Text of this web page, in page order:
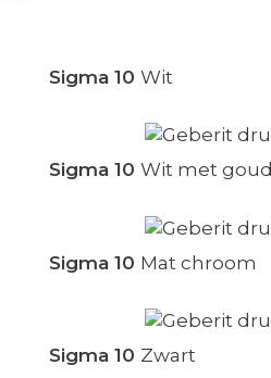
Sigma 10 Wit
Sigma 10 Wit met goud
Sigma 10 Mat chroom
Sigma 10 Zwart